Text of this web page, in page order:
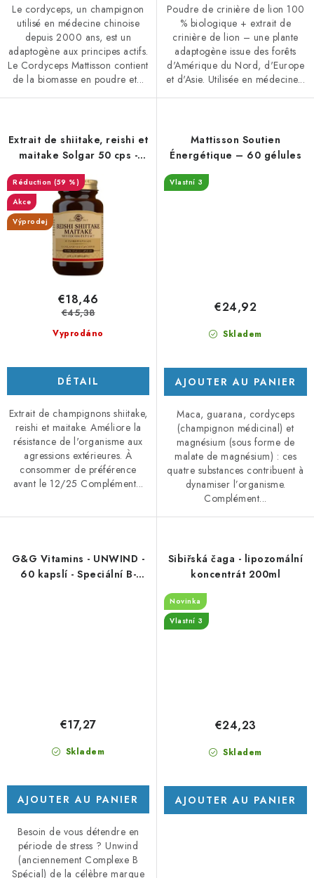
Le cordyceps, un champignon
utilisé en médecine chinoise
depuis 2000 ans, est un
adaptogène aux principes actifs.
Le Cordyceps Mattisson contient
de la biomasse en poudre et...
Poudre de crinière de lion 100
% biologique + extrait de
crinière de lion – une plante
adaptogène issue des forêts
d'Amérique du Nord, d'Europe
et d'Asie. Utilisée en médecine...
Extrait de shiitake, reishi et
maitake Solgar 50 cps -
DMS 11/25
(59 %)
Akce
Výprodej
Vyprodáno
€18,46
€45,38
DÉTAIL
Extrait de champignons shiitake,
reishi et maitake. Améliore la
résistance de l'organisme aux
agressions extérieures. À
consommer de préférence
avant le 12/25 Complément...
Mattisson Soutien
Énergétique – 60 gélules
Vlastní 3
Skladem
€24,92
AJOUTER AU PANIER
Maca, guarana, cordyceps
(champignon médicinal) et
magnésium (sous forme de
malate de magnésium) : ces
quatre substances contribuent à
dynamiser l’organisme.
Complément...
G&G Vitamins - UNWIND -
60 kapslí - Speciální B-
Skladem
€17,27
AJOUTER AU PANIER
Besoin de vous détendre en
période de stress ? Unwind
(anciennement Complexe B
Spécial) de la célèbre marque
Sibiřská čaga - lipozomální
koncentrát 200ml
Novinka
Vlastní 3
Skladem
€24,23
AJOUTER AU PANIER